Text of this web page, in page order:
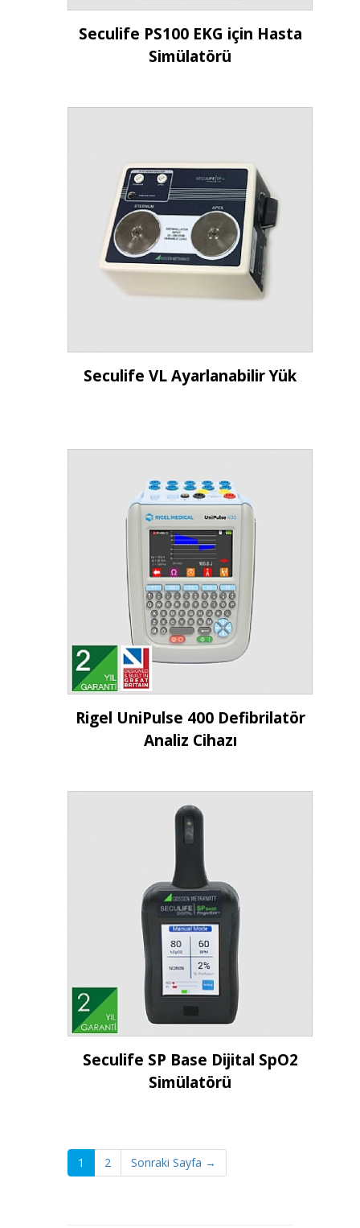
İncele
Seculife PS100 EKG için Hasta
Simülatörü
İncele
Seculife VL Ayarlanabilir Yük
İncele
Rigel UniPulse 400 Defibrilatör
Analiz Cihazı
İncele
Seculife SP Base Dijital SpO2
Simülatörü
1 2 Sonraki Sayfa →